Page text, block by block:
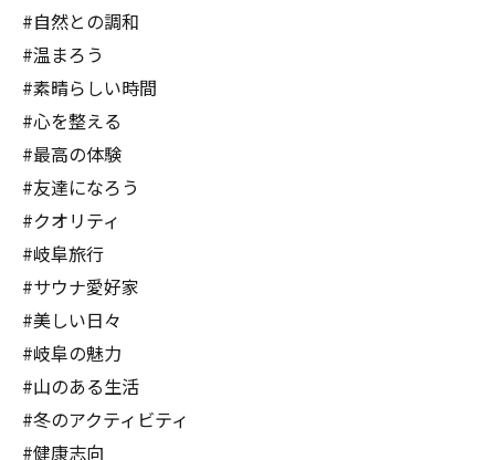
#自然との調和
#温まろう
#素晴らしい時間
#心を整える
#最高の体験
#友達になろう
#クオリティ
#岐阜旅行
#サウナ愛好家
#美しい日々
#岐阜の魅力
#山のある生活
#冬のアクティビティ
#健康志向